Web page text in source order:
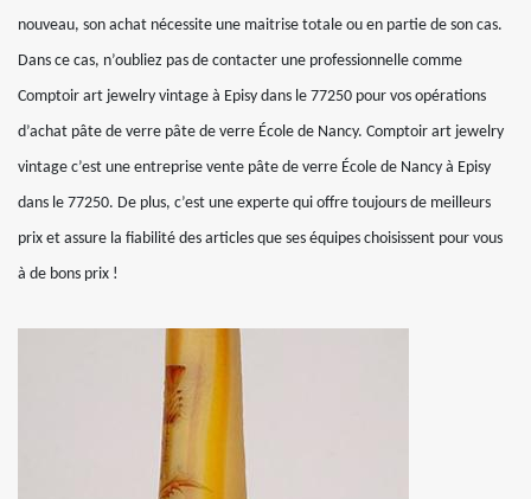
nouveau, son achat nécessite une maitrise totale ou en partie de son cas.
Dans ce cas, n’oubliez pas de contacter une professionnelle comme
Comptoir art jewelry vintage à Episy dans le 77250 pour vos opérations
d’achat pâte de verre pâte de verre École de Nancy. Comptoir art jewelry
vintage c’est une entreprise vente pâte de verre École de Nancy à Episy
dans le 77250. De plus, c’est une experte qui offre toujours de meilleurs
prix et assure la fiabilité des articles que ses équipes choisissent pour vous
à de bons prix !